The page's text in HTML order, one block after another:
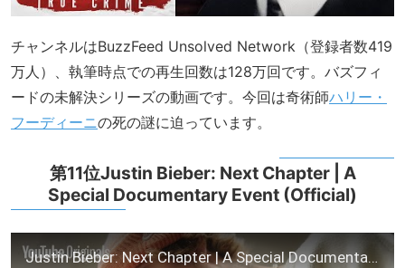
チャンネルはBuzzFeed Unsolved Network（登録者数419
万人）、執筆時点での再生回数は128万回です。バズフィ
ードの未解決シリーズの動画です。今回は奇術師ハリー・
フーディーニの死の謎に迫っています。
第11位Justin Bieber: Next Chapter | A
Special Documentary Event (Official)
Justin Bieber: Next Chapter | A Special Documentary Event (Official)